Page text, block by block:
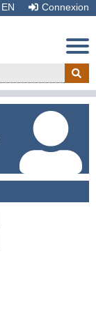
EN Connexion